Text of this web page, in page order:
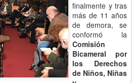
finalmente y tras
más de 11 años
de demora, se
conformó la
Comisión
Bicameral por
los Derechos
de Niños, Niñas